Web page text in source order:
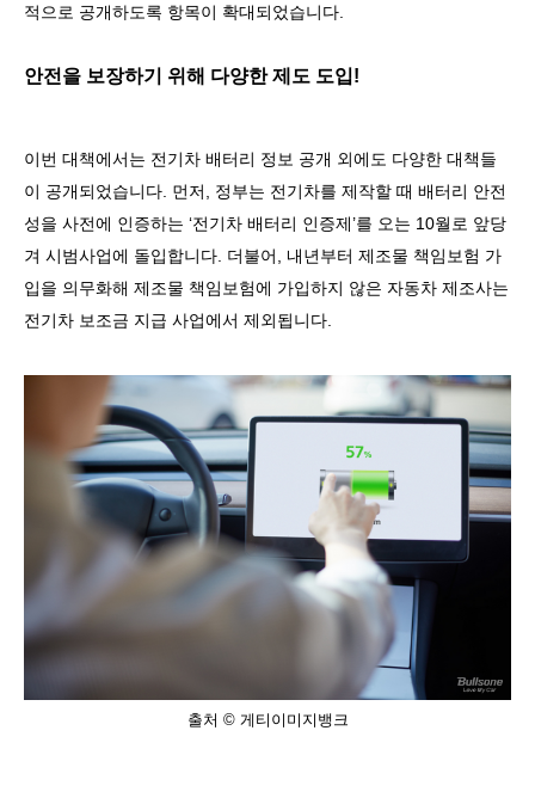
적으로 공개하도록 항목이 확대되었습니다
안전을 보장하기 위해 다양한 제도 도입!
이번 대책에서는 전기차 배터리 정보 공개 외에도 다양한 대책들
이 공개되었습니다 먼저
정부는 전기차를 제작할 때 배터리 안전
성을 사전에 인증하는 ‘전기차 배터리 인증제’를 오는 10월로 앞당
겨 시범사업에 돌입합니다 더불어
내년부터 제조물 책임보험 가
입을 의무화해 제조물 책임보험에 가입하지 않은 자동차 제조사는
전기차 보조금 지급 사업에서 제외됩니다
출처 © 게티이미지뱅크